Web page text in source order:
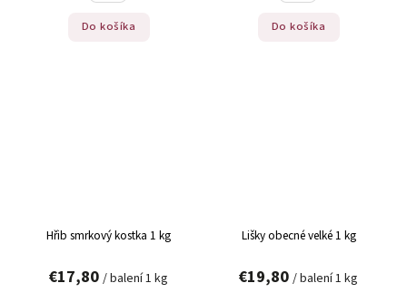
Do košíka Do košíka
Hřib smrkový kostka 1 kg
€17,80 / balení 1 kg
Lišky obecné velké 1 kg
€19,80 / balení 1 kg